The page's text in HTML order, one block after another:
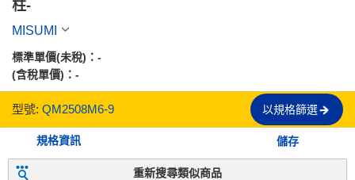
柱-
MISUMI
標準單價(未稅)： -
(含稅單價)： -
型號: QM2508M6-9 以規格篩選
規格資訊 儲存
重新搜尋類似商品